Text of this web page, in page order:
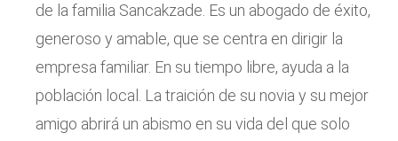
de la familia Sancakzade. Es un abogado de éxito,
generoso y amable, que se centra en dirigir la
empresa familiar. En su tiempo libre, ayuda a la
población local. La traición de su novia y su mejor
amigo abrirá un abismo en su vida del que solo